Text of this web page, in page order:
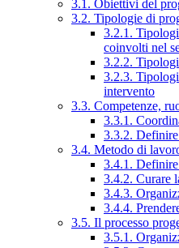
3.1. Obiettivi del
3.2. Tipologie di
3.2.1.
coinvolti nel
3.2.2.
3.2.3.
intervento
3.3. Competenze,
3.3.1.
3.3.2.
3.4. Metodo di
3.4.1.
3.4.2. Curare
3.4.3.
3.4.4.
3.5. Il processo
3.5.1.